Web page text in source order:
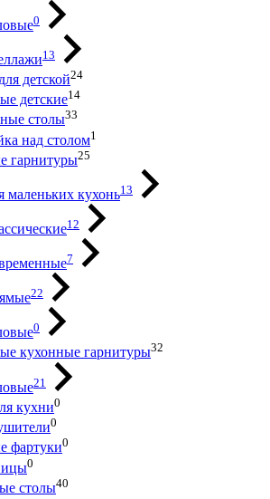
0
13
детской24
детские14
столы33
над столом1
гарнитуры25
маленьких кухонь13
12
7
22
0
кухонные гарнитуры32
21
кухни0
0
фартуки0
0
столы40